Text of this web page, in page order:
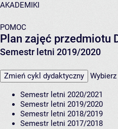
AKADEMIKI
POMOC
Plan zajęć przedmiotu
Semestr letni 2019/2020
Zmień cykl dydaktyczny
Semestr letni 2020/2021
Semestr letni 2019/2020
Semestr letni 2018/2019
Semestr letni 2017/2018